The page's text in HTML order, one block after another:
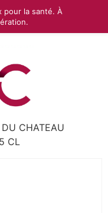
CHATEAU
CL
pour la santé. À